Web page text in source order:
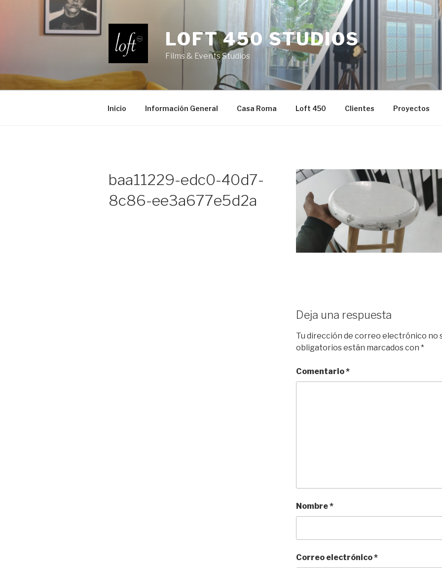
LOFT 450 STUDIOS
Films & Events Studios
Inicio Información General Casa Roma Loft 450 Clientes Proyectos
baa11229-edc0-40d7-
8c86-ee3a677e5d2a
Deja una respuesta
Tu dirección de correo electrónico no
obligatorios están marcados con *
Comentario*
Nombre*
Correo electrónico*